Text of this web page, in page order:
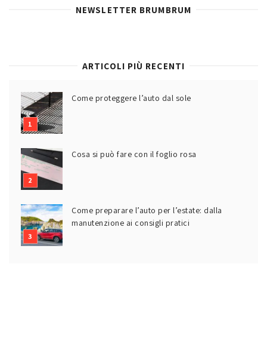
NEWSLETTER BRUMBRUM
ARTICOLI PIÙ RECENTI
Come proteggere l’auto dal sole
Cosa si può fare con il foglio rosa
Come preparare l’auto per l’estate: dalla
manutenzione ai consigli pratici